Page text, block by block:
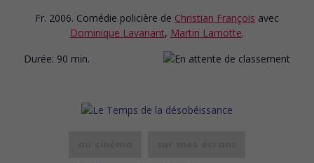
Fr. 2006. Comédie policière de Christian François avec
Dominique Lavanant, Martin Lamotte.
Durée: 90 min.